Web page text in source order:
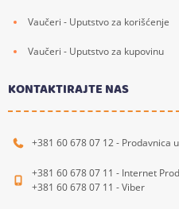
Vaučeri - Uputstvo za korišćenje
Vaučeri - Uputstvo za kupovinu
KONTAKTIRAJTE NAS
+381 60 678 07 12 - Prodavnica
+381 60 678 07 11 - Internet
+381 60 678 07 11 - Viber